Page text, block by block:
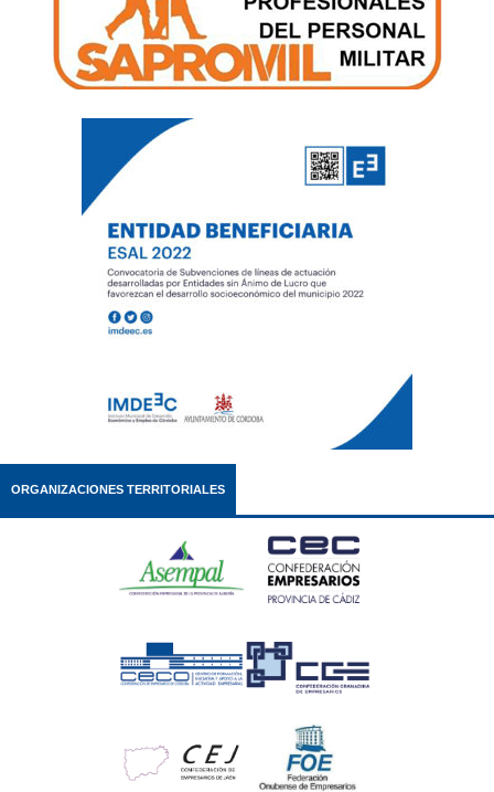
ORGANIZACIONES TERRITORIALES